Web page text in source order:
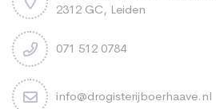
2312 GC, Leiden
071 512 0784
info@drogisterijboerhaave.nl